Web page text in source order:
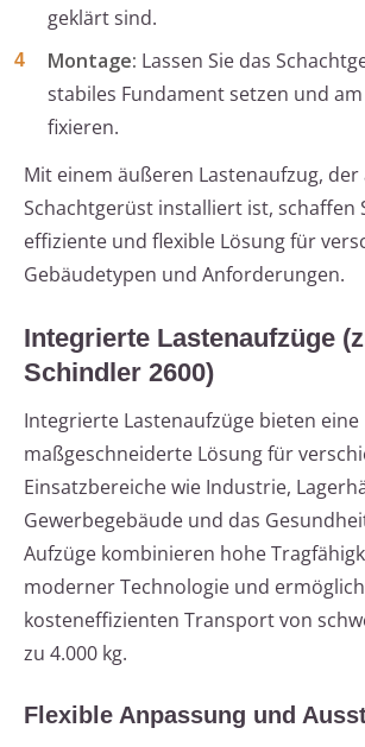
geklärt sind.
Montage: Lassen Sie das
stabiles Fundament setzen und
fixieren.
Mit einem äußeren Lastenaufzug, der
Schachtgerüst installiert ist, schaffen
effiziente und flexible Lösung für
Gebäudetypen und Anforderungen.
Integrierte Lastenaufzüge
Schindler 2600)
Integrierte Lastenaufzüge bieten eine
maßgeschneiderte Lösung für
Einsatzbereiche wie Industrie,
Gewerbegebäude und das
Aufzüge kombinieren hohe
moderner Technologie und
kosteneffizienten Transport von
zu 4.000 kg.
Flexible Anpassung und